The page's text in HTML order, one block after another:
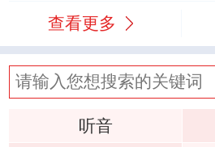
查看更多
听音